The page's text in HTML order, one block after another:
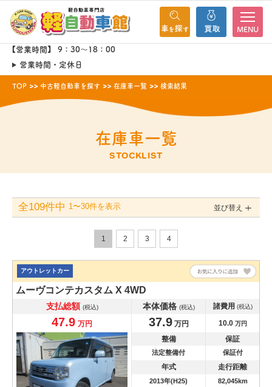
MENU
【営業時間】 9：30～18：00
営業時間・定休日
TOP 中古軽自動車を探す 在庫車一覧 検索結果
在庫車一覧
STOCKLIST
全109件中 1〜30件を表示 並び替え
1 2 3 4
アウトレットカー
ムーヴコンテカスタム X 4WD
支払総額 (税込) 本体価格 (税込) 諸費用 (税込)
47.9 万円 37.9万円 10.0万円
整備 保証
法定整備付 保証付
年式 走行距離
2013年(H25) 82,045km